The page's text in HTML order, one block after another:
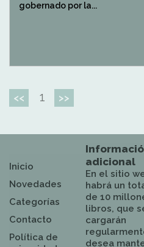
gobernado por la...
<< 1 >>
Inicio
Novedades
Categorías
Contacto
Política de
adicional
En el sitio
habrá un
de 10
libros, que
cargarán
desea